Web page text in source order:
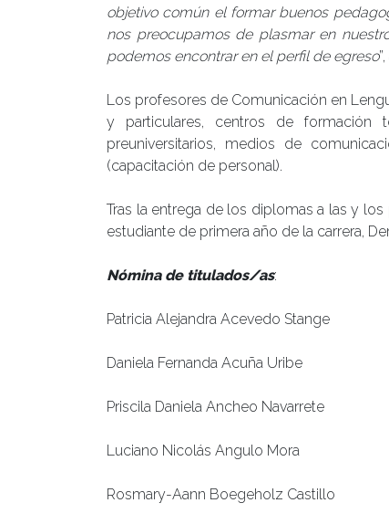
objetivo común el formar buenos
nos preocupamos de plasmar en
podemos encontrar en el perfil de egreso
Los profesores de Comunicación en
y particulares, centros de formación
preuniversitarios, medios de
(capacitación de personal).
Tras la entrega de los diplomas a las y
estudiante de primera año de la carrera,
Nómina de titulados/as:
Patricia Alejandra Acevedo Stange
Daniela Fernanda Acuña Uribe
Priscila Daniela Ancheo Navarrete
Luciano Nicolás Angulo Mora
Rosmary-Aann Boegeholz Castillo